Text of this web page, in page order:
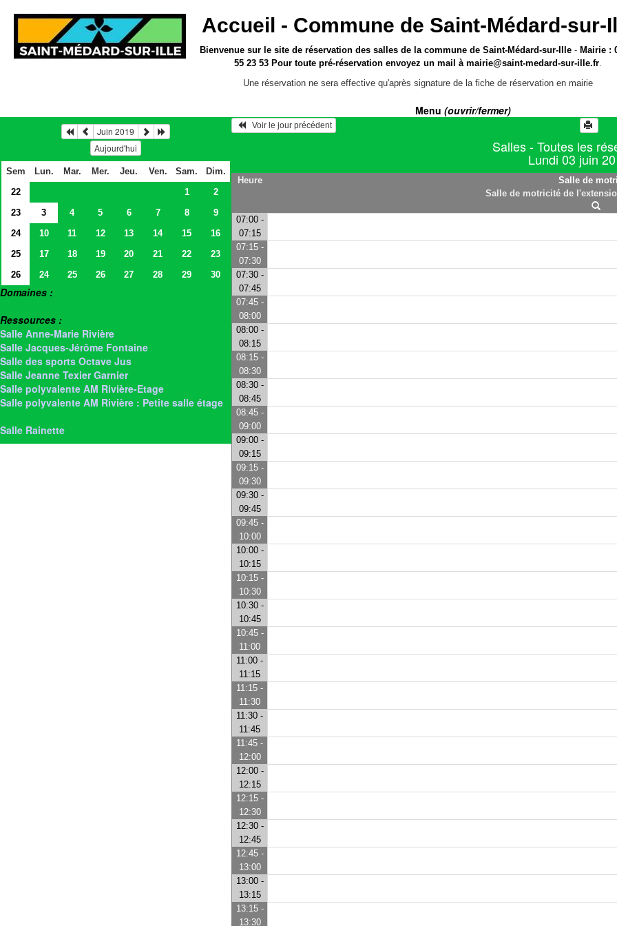
Accueil - Commune de Saint-Médard-sur-
Bienvenue sur le sitede réservation des salles de la commune de Saint-Médard-sur-Ille - Mairie :
55 23 53 Pour toute pré-réservation envoyez un mail àmairie@saint-medard-sur-ille.fr.
Une réservation ne sera effective qu'après signature de la fiche de réservation en mairie
Menu (ouvrir/fermer)
Juin 2019
Aujourd'hui
Sem Lun. Mar. Mer. Jeu. Ven. Sam.
Dim.
22
1
2
23
3 4 5 6 7 8
9
24
10 11 12 13 14 15
16
25
17 18 19 20 21 22
23
26
24 25 26 27 28 29 30
Domaines :
Ressources :
Salle Anne-Marie Rivière
Salle Jacques-Jérôme Fontaine
Salle des sports Octave Jus
Salle Jeanne Texier Garnier
Salle polyvalente AM Rivière-Etage
Salle polyvalente AM Rivière : Petite salle étage
Salle Rainette
   Voir le jour précédent
Salles - Toutes les
Lundi 03 juin
Heure
Salle de
Salle de motricité de
07:00 -
07:15
07:15 -
07:30
07:30 -
07:45
07:45 -
08:00
08:00 -
08:15
08:15 -
08:30
08:30 -
08:45
08:45 -
09:00
09:00 -
09:15
09:15 -
09:30
09:30 -
09:45
09:45 -
10:00
10:00 -
10:15
10:15 -
10:30
10:30 -
10:45
10:45 -
11:00
11:00 -
11:15
11:15 -
11:30
11:30 -
11:45
11:45 -
12:00
12:00 -
12:15
12:15 -
12:30
12:30 -
12:45
12:45 -
13:00
13:00 -
13:15
13:15 -
13:30